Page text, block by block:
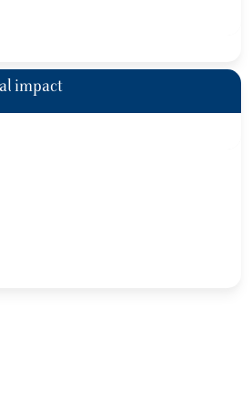
impact